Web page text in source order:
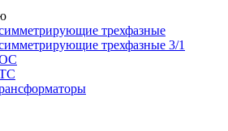
трехфазные
трехфазные 3/1